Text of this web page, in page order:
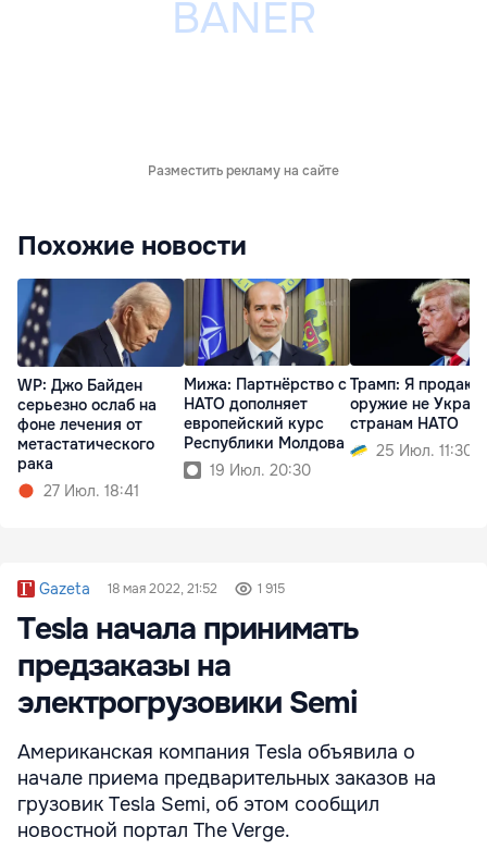
Разместить рекламу на сайте
Похожие новости
WP: Джо Байден
серьезно ослаб на
фоне лечения от
метастатического
рака
27 Июл. 18:41
Мижа: Партнёрство с
НАТО дополняет
европейский курс
Республики Молдова
19 Июл. 20:30
Трамп: Я продаю
оружие не
странам НАТО
25 Июл. 11:30
Gazeta 18 мая 2022, 21:52 1 915
Tesla начала принимать
предзаказы на
электрогрузовики Semi
Американская компания Tesla объявила о
начале приема предварительных заказов на
грузовик Tesla Semi, об этом сообщил
новостной портал The Verge.